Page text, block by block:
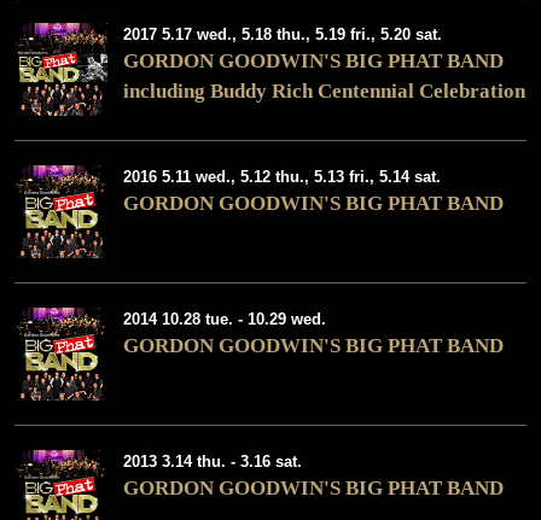
2017 5.17 wed., 5.18 thu., 5.19 fri., 5.20 sat.
GORDON GOODWIN'S BIG PHAT BAND
including Buddy Rich Centennial Celebration
2016 5.11 wed., 5.12 thu., 5.13 fri., 5.14 sat.
GORDON GOODWIN'S BIG PHAT BAND
2014 10.28 tue. - 10.29 wed.
GORDON GOODWIN'S BIG PHAT BAND
2013 3.14 thu. - 3.16 sat.
GORDON GOODWIN'S BIG PHAT BAND